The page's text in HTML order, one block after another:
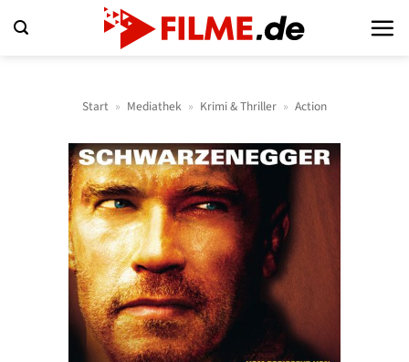
Inhalt
Start » Mediathek » Krimi & Thriller » Action